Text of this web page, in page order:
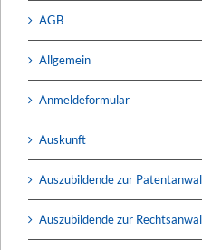
AGB
Allgemein
Anmeldeformular
Auskunft
Auszubildende zur
Auszubildende zur